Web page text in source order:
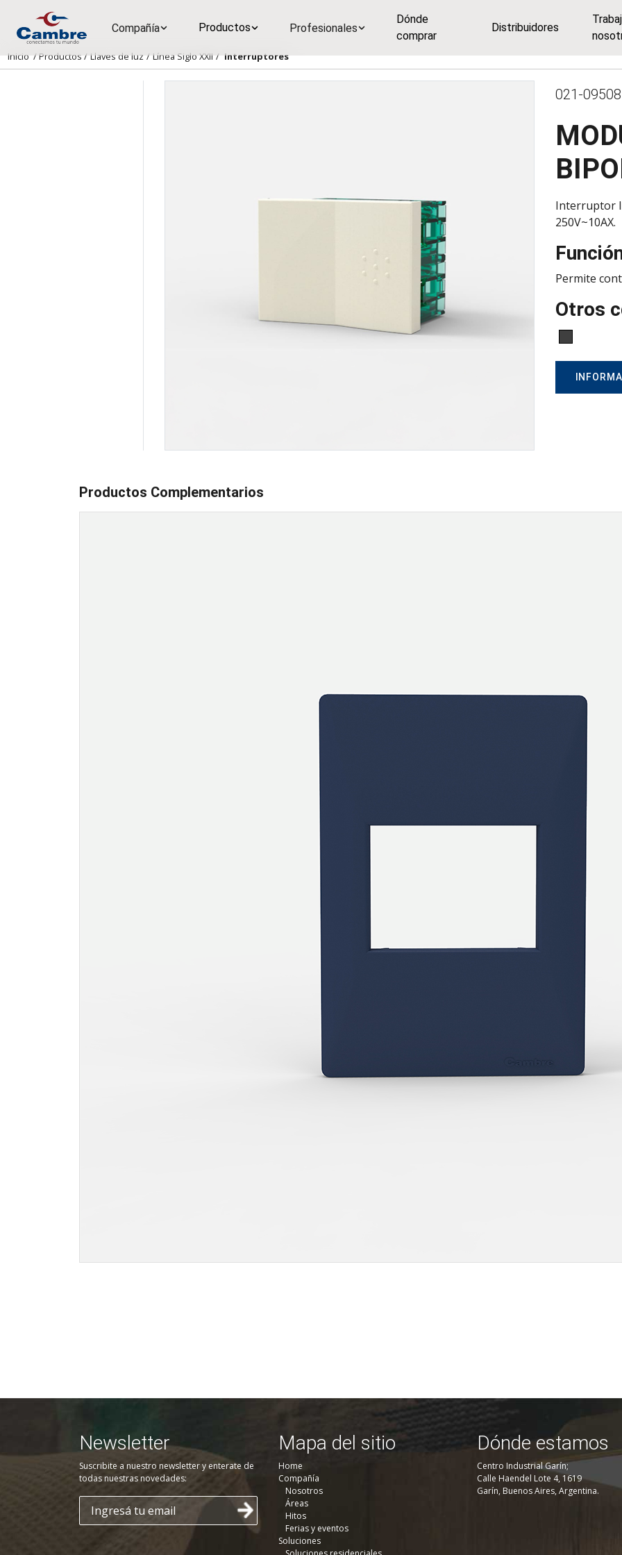
Compañía Productos Profesionales
Dónde
comprar
Distribuidores
Inicio/Productos/ Llaves de luz / Línea Siglo XXII / Interruptores
021-09508
Interruptor
250V~10AX.
Permite
Otros
Productos Complementarios
Newsletter
Suscribite a nuestro newsletter y enterate de
todas nuestras novedades:
Mapa del sitio
Home
Compañía
Nosotros
Áreas
Hitos
Ferias y eventos
Soluciones
Dónde estamos
Centro Industrial Garín;
Calle Haendel Lote 4, 1619
Garín, Buenos Aires, Argentina.